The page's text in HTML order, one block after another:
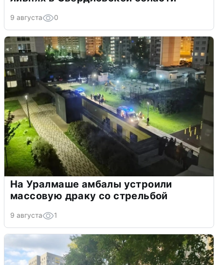
9 августа 0
На Уралмаше амбалы устроили
массовую драку со стрельбой
9 августа 1